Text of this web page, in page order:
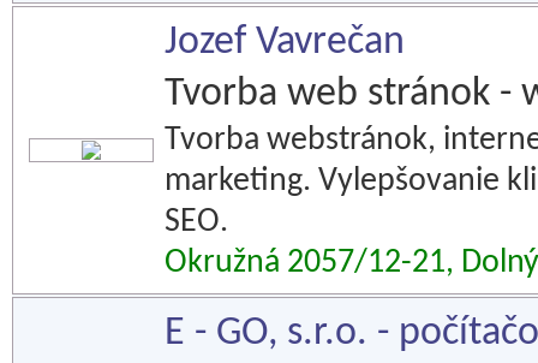
Jozef Vavrečan
Tvorba web stránok -
Tvorba webstránok,
marketing. Vylepšovanie
SEO.
Okružná 2057/12-21,
E - GO, s.r.o. -